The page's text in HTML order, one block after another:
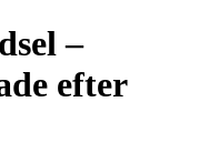
–
efter